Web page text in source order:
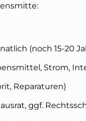
(noch 15-20
Strom,
Reparaturen)
ggf.